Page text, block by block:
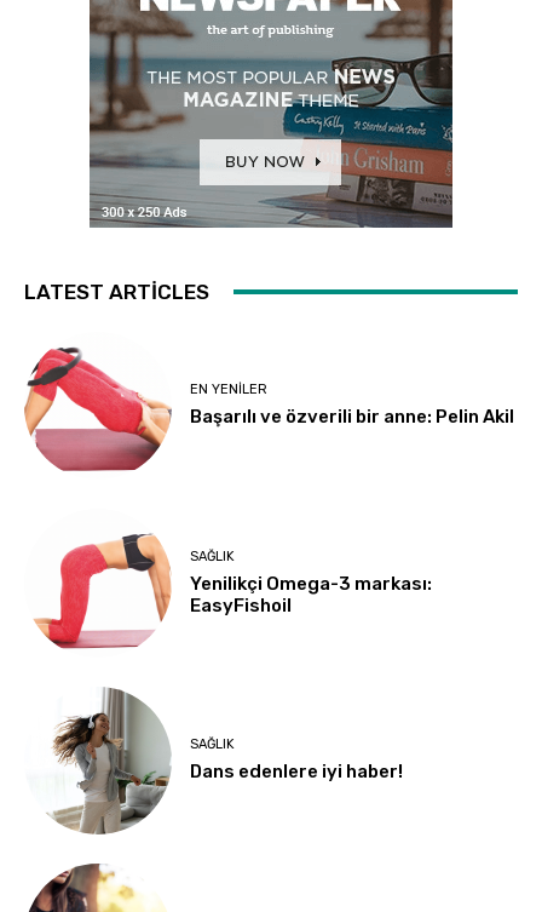
LATEST ARTICLES
EN YENILER
Başarılı ve özverili bir anne: Pelin Akil
SAĞLIK
Yenilikçi Omega-3 markası:
EasyFishoil
SAĞLIK
Dans edenlere iyi haber!